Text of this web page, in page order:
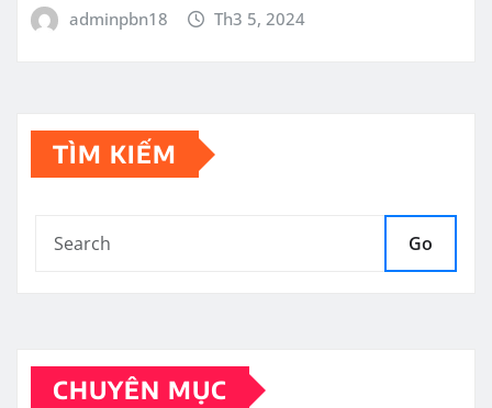
adminpbn18 Th3 5, 2024
TÌM KIẾM
Go
CHUYÊN MỤC